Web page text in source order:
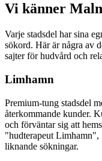
Vi känner
Varje stadsdel har sina
sökord. Här är några av
sajter för hudvård och
Limhamn
Premium-tung stadsdel
återkommande kunder.
och förväntar sig att
"hudterapeut
liknande sökningar.